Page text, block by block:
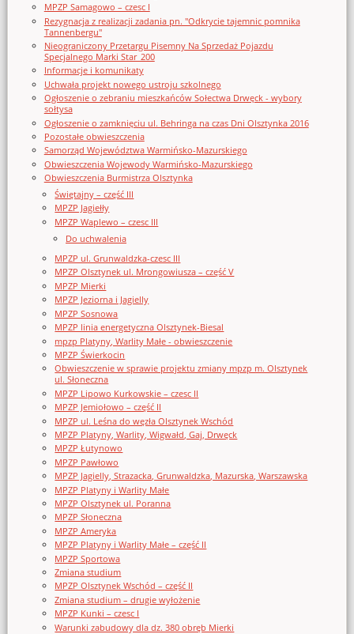
MPZP Samagowo – czesc I
Rezygnacja z realizacji zadania pn. "Odkrycie tajemnic pomnika
Tannenbergu"
Nieograniczony Przetargu Pisemny Na Sprzedaż Pojazdu
Specjalnego Marki Star_200
Informacje i komunikaty
Uchwała projekt nowego ustroju szkolnego
Ogłoszenie o zebraniu mieszkańców Sołectwa Drwęck - wybory
sołtysa
Ogłoszenie o zamknięciu ul. Behringa na czas Dni Olsztynka 2016
Pozostałe obwieszczenia
Samorząd Województwa Warmińsko-Mazurskiego
Obwieszczenia Wojewody Warmińsko-Mazurskiego
Obwieszczenia Burmistrza Olsztynka
Świętajny – część III
MPZP Jagiełły
MPZP Waplewo – czesc III
Do uchwalenia
MPZP ul. Grunwaldzka-czesc III
MPZP Olsztynek ul. Mrongowiusza – część V
MPZP Mierki
MPZP Jeziorna i Jagielly
MPZP Sosnowa
MPZP linia energetyczna Olsztynek-Biesal
mpzp Platyny, Warlity Małe - obwieszczenie
MPZP Świerkocin
Obwieszczenie w sprawie projektu zmiany mpzp m. Olsztynek
ul. Słoneczna
MPZP Lipowo Kurkowskie – czesc II
MPZP Jemiołowo – część II
MPZP ul. Leśna do węzła Olsztynek Wschód
MPZP Platyny, Warlity, Wigwałd, Gaj, Drwęck
MPZP Łutynowo
MPZP Pawłowo
MPZP Jagielly, Strazacka, Grunwaldzka, Mazurska, Warszawska
MPZP Platyny i Warlity Małe
MPZP Olsztynek ul. Poranna
MPZP Słoneczna
MPZP Ameryka
MPZP Platyny i Warlity Małe – część II
MPZP Sportowa
Zmiana studium
MPZP Olsztynek Wschód – część II
Zmiana studium – drugie wyłożenie
MPZP Kunki – czesc I
Warunki zabudowy dla dz. 380 obręb Mierki